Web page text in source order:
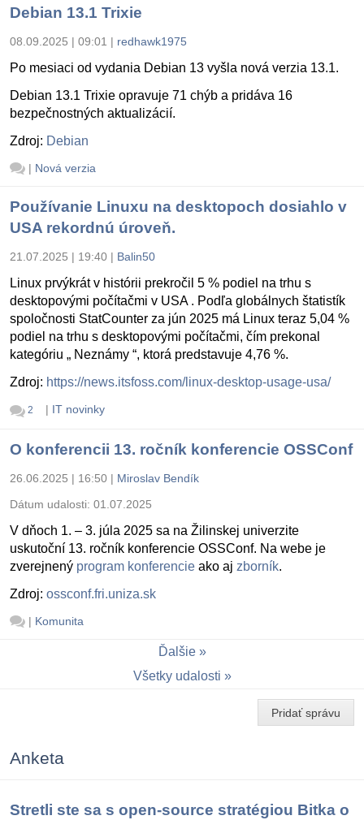
Debian 13.1 Trixie
08.09.2025 | 09:01 | redhawk1975
Po mesiaci od vydania Debian 13 vyšla nová verzia 13.1.
Debian 13.1 Trixie opravuje 71 chýb a pridáva 16
bezpečnostných aktualizácií.
Zdroj: Debian
| Nová verzia
Používanie Linuxu na desktopoch dosiahlo v
USA rekordnú úroveň.
21.07.2025 | 19:40 | Balin50
Linux prvýkrát v histórii prekročil 5 % podiel na trhu s
desktopovými počítačmi v USA . Podľa globálnych štatistík
spoločnosti StatCounter za jún 2025 má Linux teraz 5,04 %
podiel na trhu s desktopovými počítačmi, čím prekonal
kategóriu „ Neznámy “, ktorá predstavuje 4,76 %.
Zdroj: https://news.itsfoss.com/linux-desktop-usage-usa/
2 | IT novinky
O konferencii 13. ročník konferencie OSSConf
26.06.2025 | 16:50 | Miroslav Bendík
Dátum udalosti: 01.07.2025
V dňoch 1. – 3. júla 2025 sa na Žilinskej univerzite
uskutoční 13. ročník konferencie OSSConf. Na webe je
zverejnený program konferencie ako aj zborník.
Zdroj: ossconf.fri.uniza.sk
| Komunita
Ďalšie
Všetky udalosti
Pridať správu
Anketa
Stretli ste sa s open-source stratégiou Bitka o